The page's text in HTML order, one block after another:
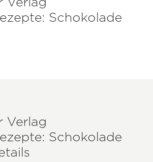
Schokolade
Verlag
Schokolade